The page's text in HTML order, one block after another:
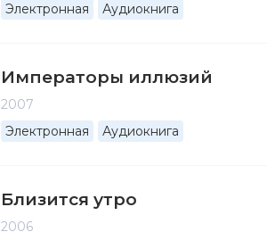
Электронная
Аудиокнига
Императоры иллюзий
2007
Электронная
Аудиокнига
Близится утро
2006